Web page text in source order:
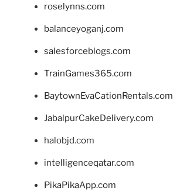
roselynns.com
balanceyoganj.com
salesforceblogs.com
TrainGames365.com
BaytownEvaCationRentals.com
JabalpurCakeDelivery.com
halobjd.com
intelligenceqatar.com
PikaPikaApp.com